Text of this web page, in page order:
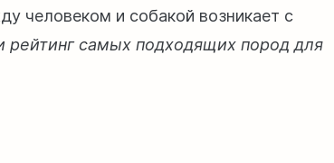
человеком и собакой возникает с
самых подходящих пород для